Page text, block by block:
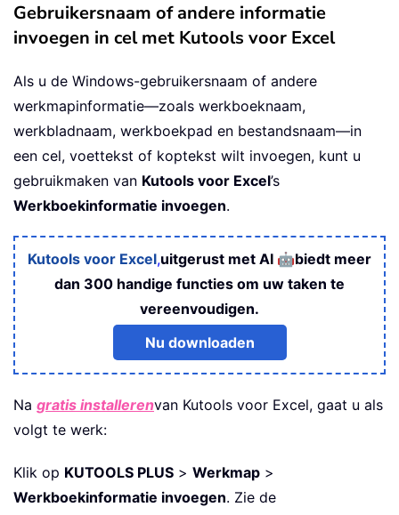
Gebruikersnaam of andere informatie
invoegen in cel met Kutools voor Excel
Als u de Windows-gebruikersnaam of andere
werkmapinformatie—zoals werkboeknaam,
werkbladnaam, werkboekpad en bestandsnaam—in
een cel, voettekst of koptekst wilt invoegen, kunt u
gebruikmaken van Kutools voor Excel’s
Werkboekinformatie invoegen.
Kutools voor Excel,uitgerust met AI 🤖biedt meer
dan 300 handige functies om uw taken te
vereenvoudigen.
Nu downloaden
Na gratis installerenvan Kutools voor Excel, gaat u als
volgt te werk:
Klik op KUTOOLS PLUS > Werkmap >
Werkboekinformatie invoegen. Zie de